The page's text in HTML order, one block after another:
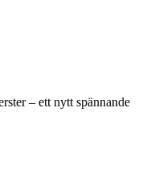
– ett nytt spännande